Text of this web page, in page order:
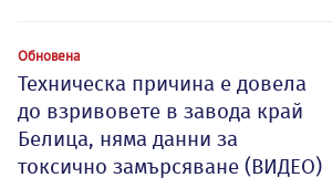
Обновена
Техническа причина е довела
до взривовете в завода край
Белица, няма данни за
токсично замърсяване (ВИДЕО)